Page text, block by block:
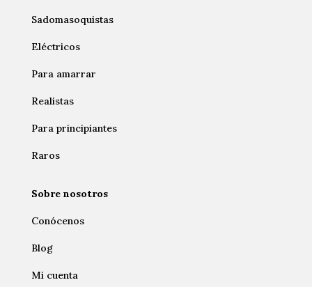
Sadomasoquistas
Eléctricos
Para amarrar
Realistas
Para principiantes
Raros
Sobre nosotros
Conócenos
Blog
Mi cuenta